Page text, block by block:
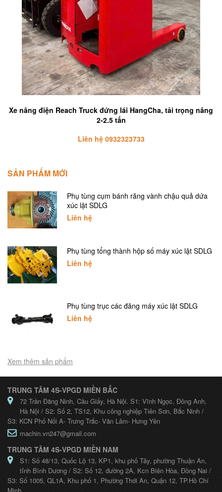
Xe nâng điện Reach Truck đứng lái HangCha, tải trọng nâng
2-2.5 tấn
Liên hệ 0932323733
SẢN PHẨM MỚI
Phụ tùng cụm bánh răng vành chậu quả dứa
xúc lật SDLG
Liên hệ
Phụ tùng tổng thành hộp số máy xúc lật SDLG
Liên hệ
Phụ tùng trục các đăng máy xúc lật SDLG
Liên hệ
Xem thêm sản phẩm
TRUNG TÂM 4S-VPGD MIỀN BẮC
72 Trần Đăng Ninh, Cầu Giấy, Hà Nội. S1: Vĩnh Ngọc, Đông Anh,
Hà Nội / S2: Số 2, TS12, Khu công nghiệp Tiên Sơn, Bắc Ninh /
S3: KCN Phố Nối A- Trưng Trắc- Văn Lâm- Hưng Yên
machin.vn247@gmail.com
TRUNG TÂM 4S-VPGD MIỀN NAM
S1: Số 48/13, Quốc Lộ 13, KP1, khu phố Tây, phường Thuận An,
tỉnh Bình Dương / S2: Số 12, đường 2A, Kcn Biên Hòa, Đồng Nai /
S3: Số 1005, QL1A, Khu phố 1, Phường Thới An, Quận 12, TP.Hồ Chí